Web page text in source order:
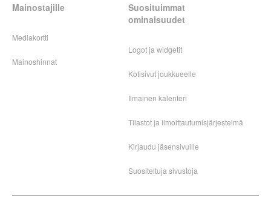
Mainostajille
Mediakortti
Mainoshinnat
Suosituimmat
ominaisuudet
Logot ja widgetit
Kotisivut joukkueelle
Ilmainen kalenteri
Tilastot ja ilmoittautumisjärjestelmä
Kirjaudu jäsensivuille
Suositeltuja sivustoja